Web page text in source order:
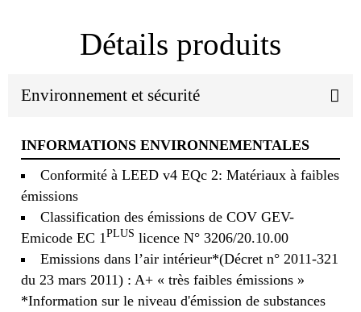
Détails produits
Environnement et sécurité
INFORMATIONS ENVIRONNEMENTALES
Conformité à LEED v4 EQc 2: Matériaux à faibles
émissions
Classification des émissions de COV GEV-
Emicode EC 1 PLUS licence N° 3206/20.10.00
Emissions dans l’air intérieur*(Décret n° 2011-321
du 23 mars 2011) : A+ « très faibles émissions »
*Information sur le niveau d'émission de substances